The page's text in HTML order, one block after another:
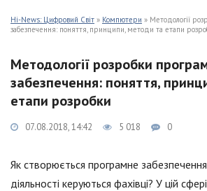
Hi-News: Цифровий Світ » Компютери » Методології
забезпечення: поняття, принципи, методи та етапи
Методології розробки
забезпечення: поняття,
етапи розробки
07.08.2018, 14:42 5 018 0
Як створюється програмне
діяльності керуються фахівці? У цій